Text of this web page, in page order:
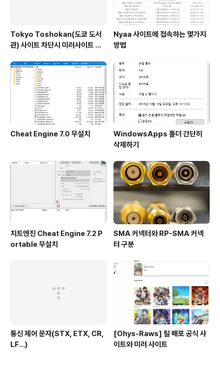
Tokyo Toshokan(도쿄 도서
관) 사이트 차단시 미러사이트 접
Nyaa 사이트에 접속하는 몇가지
방법
Cheat Engine 7.0 무설치
WindowsApps 폴더 간단히
삭제하기
치트엔진 Cheat Engine 7.2 P
ortable 무설치
SMA 커넥터와 RP-SMA 커넥
터 구분
통신 제어 문자(STX, ETX, CR,
LF...)
[Ohys-Raws] 릴 배포 공식 사
이트와 미러 사이트